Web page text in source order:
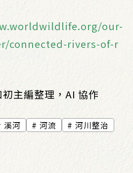
our-
connected-rivers-of-r
主編整理，AI 協作
溪河 河流
河川整治